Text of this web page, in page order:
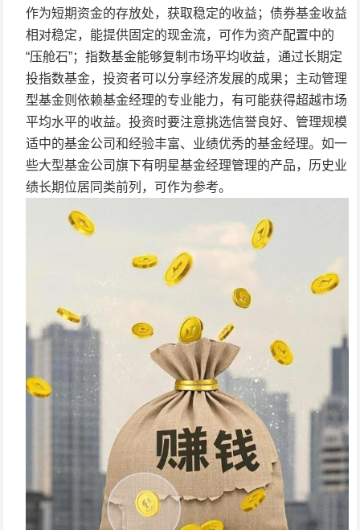
作为短期资金的存放处，获取稳定的收益；债券基金收益
相对稳定，能提供固定的现金流，可作为资产配置中的
“压舱石”；指数基金能够复制市场平均收益，通过长期定
投指数基金，投资者可以分享经济发展的成果；主动管理
型基金则依赖基金经理的专业能力，有可能获得超越市场
平均水平的收益。投资时要注意挑选信誉良好、管理规模
适中的基金公司和经验丰富、业绩优秀的基金经理。如一
些大型基金公司旗下有明星基金经理管理的产品，历史业
绩长期位居同类前列，可作为参考。